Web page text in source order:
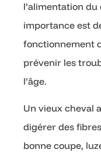
l’alimentation
importance est
fonctionnement
prévenir les
l’âge.
Un vieux cheval
digérer des
bonne coupe,